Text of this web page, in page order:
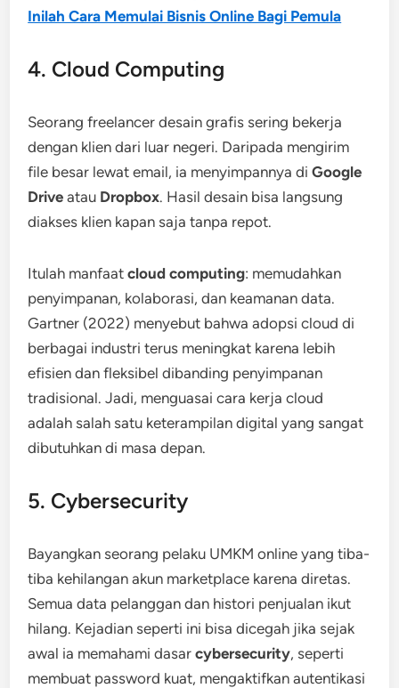
Inilah Cara Memulai Bisnis Online Bagi Pemula
4. Cloud Computing
Seorang freelancer desain grafis sering bekerja
dengan klien dari luar negeri. Daripada mengirim
file besar lewat email, ia menyimpannya diGoogle
Drive atau Dropbox. Hasil desain bisa langsung
diakses klien kapan saja tanpa repot.
Itulah manfaatcloud computing: memudahkan
penyimpanan, kolaborasi, dan keamanan data.
Gartner (2022) menyebut bahwa adopsi cloud di
berbagai industri terus meningkat karena lebih
efisien dan fleksibel dibanding penyimpanan
tradisional. Jadi, menguasai cara kerja cloud
adalah salah satu keterampilan digital yang sangat
dibutuhkan di masa depan.
5. Cybersecurity
Bayangkan seorang pelaku UMKM online yang tiba-
tiba kehilangan akun marketplace karena diretas.
Semua data pelanggan dan histori penjualan ikut
hilang. Kejadian seperti ini bisa dicegah jika sejak
awal ia memahami dasarcybersecurity, seperti
membuat password kuat, mengaktifkan autentikasi